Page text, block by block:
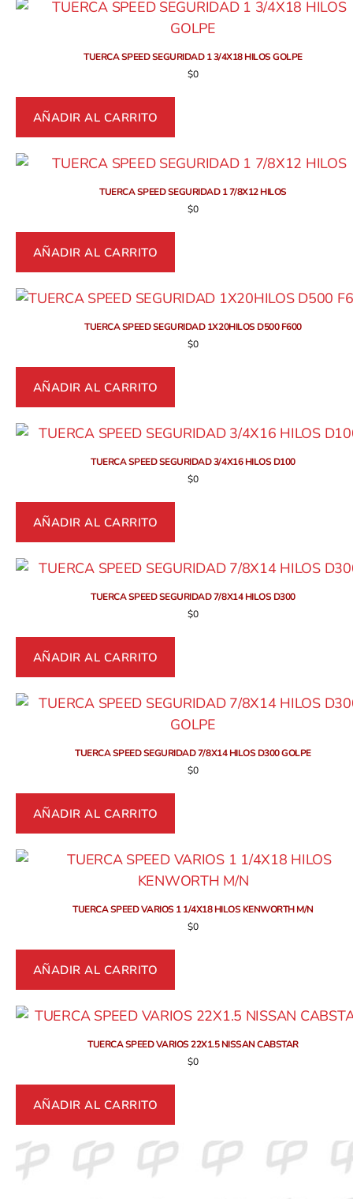
TUERCA SPEED SEGURIDAD 1 3/4X18 HILOS GOLPE
$0
AÑADIR AL CARRITO
TUERCA SPEED SEGURIDAD 1 7/8X12 HILOS
$0
AÑADIR AL CARRITO
TUERCA SPEED SEGURIDAD 1X20HILOS D500 F600
$0
AÑADIR AL CARRITO
TUERCA SPEED SEGURIDAD 3/4X16 HILOS D100
$0
AÑADIR AL CARRITO
TUERCA SPEED SEGURIDAD 7/8X14 HILOS D300
$0
AÑADIR AL CARRITO
TUERCA SPEED SEGURIDAD 7/8X14 HILOS D300 GOLPE
$0
AÑADIR AL CARRITO
TUERCA SPEED VARIOS 1 1/4X18 HILOS KENWORTH M/N
$0
AÑADIR AL CARRITO
TUERCA SPEED VARIOS 22X1.5 NISSAN CABSTAR
$0
AÑADIR AL CARRITO